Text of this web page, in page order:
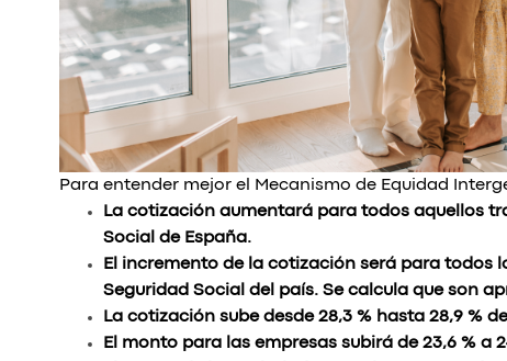
Para entender mejor el Mecanismo de Equidad
La cotización aumentará para todos aquellos
Social de España.
El incremento de la cotización será para todos
Seguridad Social del país. Se calcula que son
La cotización sube desde 28,3 % hasta 28,9 %
El monto para las empresas subirá de 23,6 % a